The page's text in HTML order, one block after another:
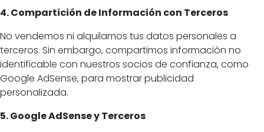
4. Compartición de Información con Terceros
No vendemos ni alquilamos tus datos personales a
terceros. Sin embargo, compartimos información no
identificable con nuestros socios de confianza, como
Google AdSense, para mostrar publicidad
personalizada.
5. Google AdSense y Terceros